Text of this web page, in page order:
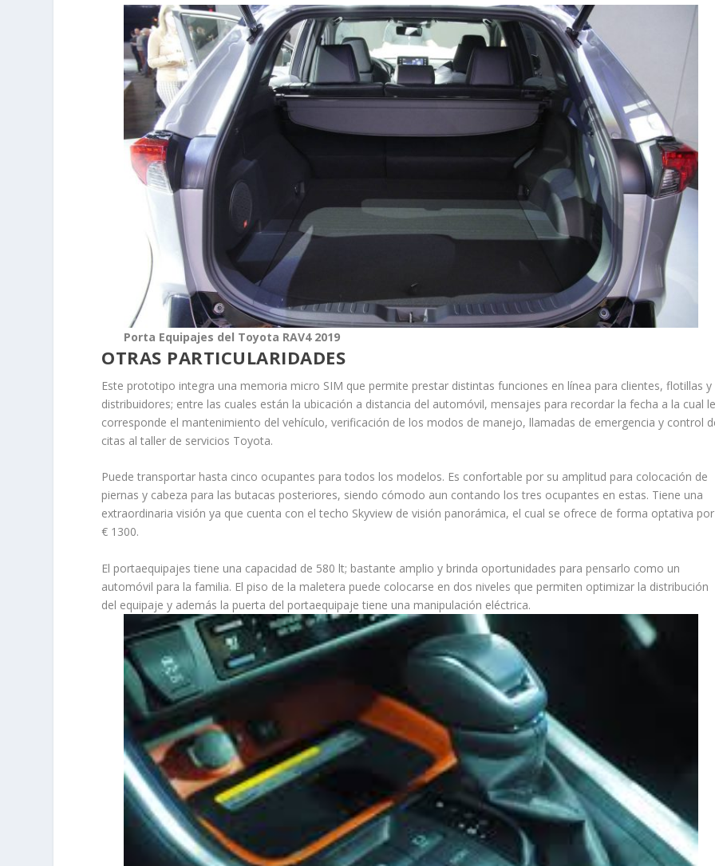
Porta Equipajes del Toyota RAV4 2019
OTRAS PARTICULARIDADES
Este prototipo integra una memoria micro SIM que permite prestar distintas funciones en línea para clientes, flotillas y
distribuidores; entre las cuales están la ubicación a distancia del automóvil, mensajes para recordar la fecha a la cual
corresponde el mantenimiento del vehículo, verificación de los modos de manejo, llamadas de emergencia y control
citas al taller de servicios Toyota.
Puede transportar hasta cinco ocupantes para todos los modelos. Es confortable por su amplitud para colocación de
piernas y cabeza para las butacas posteriores, siendo cómodo aun contando los tres ocupantes en estas. Tiene una
extraordinaria visión ya que cuenta con el techo Skyview de visión panorámica, el cual se ofrece de forma optativa por
€ 1300.
El portaequipajes tiene una capacidad de 580 lt; bastante amplio y brinda oportunidades para pensarlo como un
automóvil para la familia. El piso de la maletera puede colocarse en dos niveles que permiten optimizar la distribución
del equipaje y además la puerta del portaequipaje tiene una manipulación eléctrica.